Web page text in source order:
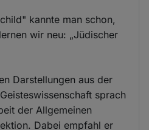
kannte man schon,
wir neu: „Jüdischer
Darstellungen aus der
sprach
der Allgemeinen
Dabei empfahl er